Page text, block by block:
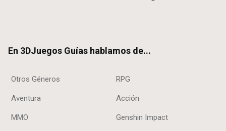
En 3DJuegos Guías hablamos de...
Otros Géneros RPG
Aventura Acción
MMO Genshin Impact